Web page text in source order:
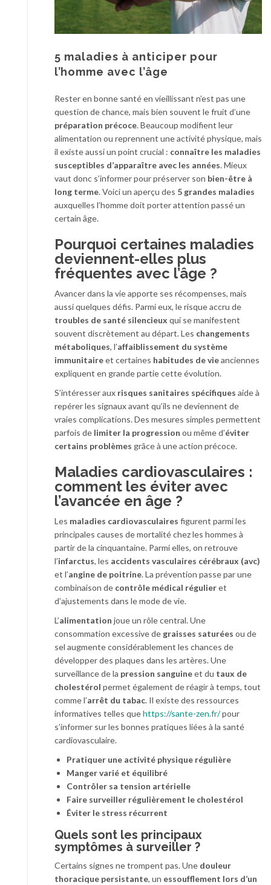
5 maladies à anticiper pour
l’homme avec l’âge
Rester en bonne santé en vieillissant n’est pas une
question de chance, mais bien souvent le fruit d’une
préparation précoce. Beaucoup modifient leur
alimentation ou reprennent une activité physique, mais
il existe aussi un point crucial : connaître les maladies
susceptibles d’apparaître avec les années. Mieux
vaut donc s’informer pour préserver son bien-être à
long terme. Voici un aperçu des 5 grandes maladies
auxquelles l’homme doit porter attention passé un
certain âge.
Pourquoi certaines maladies
deviennent-elles plus
fréquentes avec l’âge ?
Avancer dans la vie apporte ses récompenses, mais
aussi quelques défis. Parmi eux, le risque accru de
troubles de santé silencieux qui se manifestent
souvent discrètement au départ. Les changements
métaboliques, l’affaiblissement du système
immunitaireet certaines habitudes de vieanciennes
expliquent en grande partie cette évolution.
S’intéresser aux risques sanitaires spécifiques aide à
repérer les signaux avant qu’ils ne deviennent de
vraies complications. Des mesures simples permettent
parfois de limiter la progression ou même d’éviter
certains problèmes grâce à une action précoce.
Maladies cardiovasculaires :
comment les éviter avec
l’avancée en âge ?
Les maladies cardiovasculaires figurent parmi les
principales causes de mortalité chez les hommes à
partir de la cinquantaine. Parmi elles, on retrouve
l’infarctus, les accidents vasculaires cérébraux (avc)
et l’angine de poitrine. La prévention passe par une
combinaison de contrôle médical régulieret
d’ajustements dans le mode de vie.
L’alimentation joue un rôle central. Une
consommation excessive de graisses saturées ou de
sel augmente considérablement les chances de
développer des plaques dans les artères. Une
surveillance de la pression sanguineet du taux de
cholestérol permet également de réagir à temps, tout
comme l’arrêt du tabac. Il existe des ressources
informatives telles quehttps://sante-zen.fr/pour
s’informer sur les bonnes pratiques liées à la santé
cardiovasculaire.
Pratiquer une activité physique régulière
Manger varié et équilibré
Contrôler sa tension artérielle
Faire surveiller régulièrement le cholestérol
Éviter le stress récurrent
Quels sont les principaux
symptômes à surveiller ?
Certains signes ne trompent pas. Une douleur
thoracique persistante, un essoufflement lors d’un